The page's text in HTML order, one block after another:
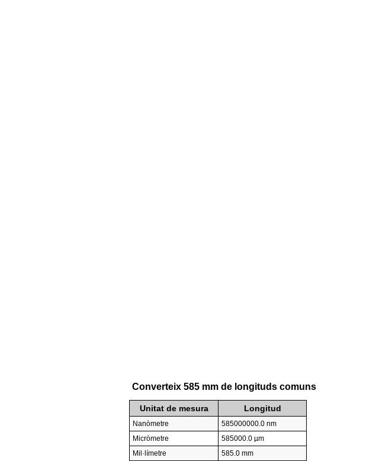
Converteix 585 mm de longituds comuns
Unitat de mesura Longitud
Nanòmetre
585000000.0 nm
Micròmetre
585000.0 µm
Mil·límetre
585.0 mm